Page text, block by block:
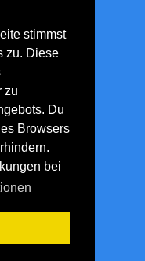
stimmst
zu. Diese
zu
Du
Browsers
bei